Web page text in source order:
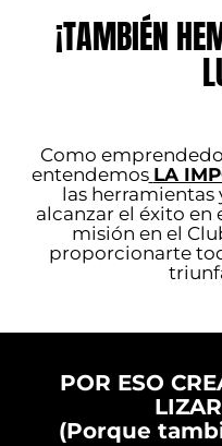
¡TAMBIÉN
Como
entendemos LA
las herramientas
alcanzar el éxito
misión en el
proporcionarte
POR ESO
(Porque